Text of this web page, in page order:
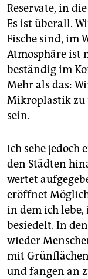
Reservate, in
Es ist überall.
Fische sind, im
Atmosphäre ist
beständig im
Mehr als das:
Mikroplastik zu
sein.
Ich sehe jedoch
den Städten
wertet
eröffnet
in dem ich lebe,
besiedelt. In
wieder
mit
und fangen an